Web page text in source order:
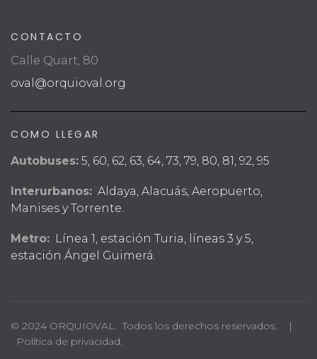
CONTACTO
Calle Quart, 80
oval@orquioval.org
COMO LLEGAR
Autobuses: 5, 60, 62, 63, 64, 73, 79, 80, 81, 92, 95
Interurbanos: Aldaya, Alacuás, Aeropuerto,
Manises y Torrente.
Metro: Línea 1, estación Turia, líneas 3 y 5,
estación Ángel Guimerá.
© 2024 ORQUIOVAL. Todos los derechos reservados. |
Política de privacidad.